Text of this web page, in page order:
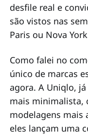
desfile real e
são vistos nas
Paris ou Nova
Como falei no
único de marcas
agora. A Uniqlo,
mais minimalista,
modelagens mais
eles lançam uma